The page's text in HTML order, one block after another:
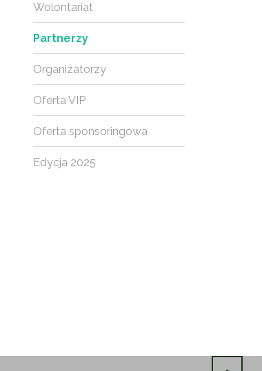
Wolontariat
Partnerzy
Organizatorzy
Oferta VIP
Oferta sponsoringowa
Edycja 2025